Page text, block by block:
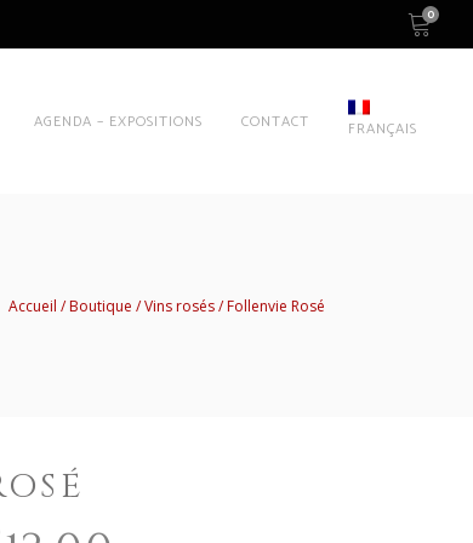
0
AGENDA – EXPOSITIONS CONTACT FRANÇAIS
Accueil Boutique Vins rosés Follenvie Rosé